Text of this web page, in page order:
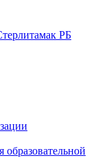
РБ